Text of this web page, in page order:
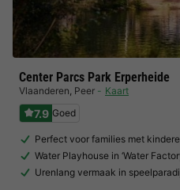
Center Parcs Park Erperheide
Vlaanderen, Peer Kaart
7.9 Goed
Perfect voor families met
Water Playhouse in ‘Water
Urenlang vermaak in